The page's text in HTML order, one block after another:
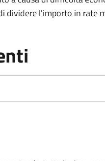
dividere l'importo in rate